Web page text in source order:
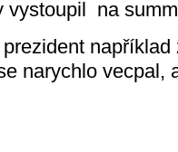
vystoupil
na
narychlo vecpal,